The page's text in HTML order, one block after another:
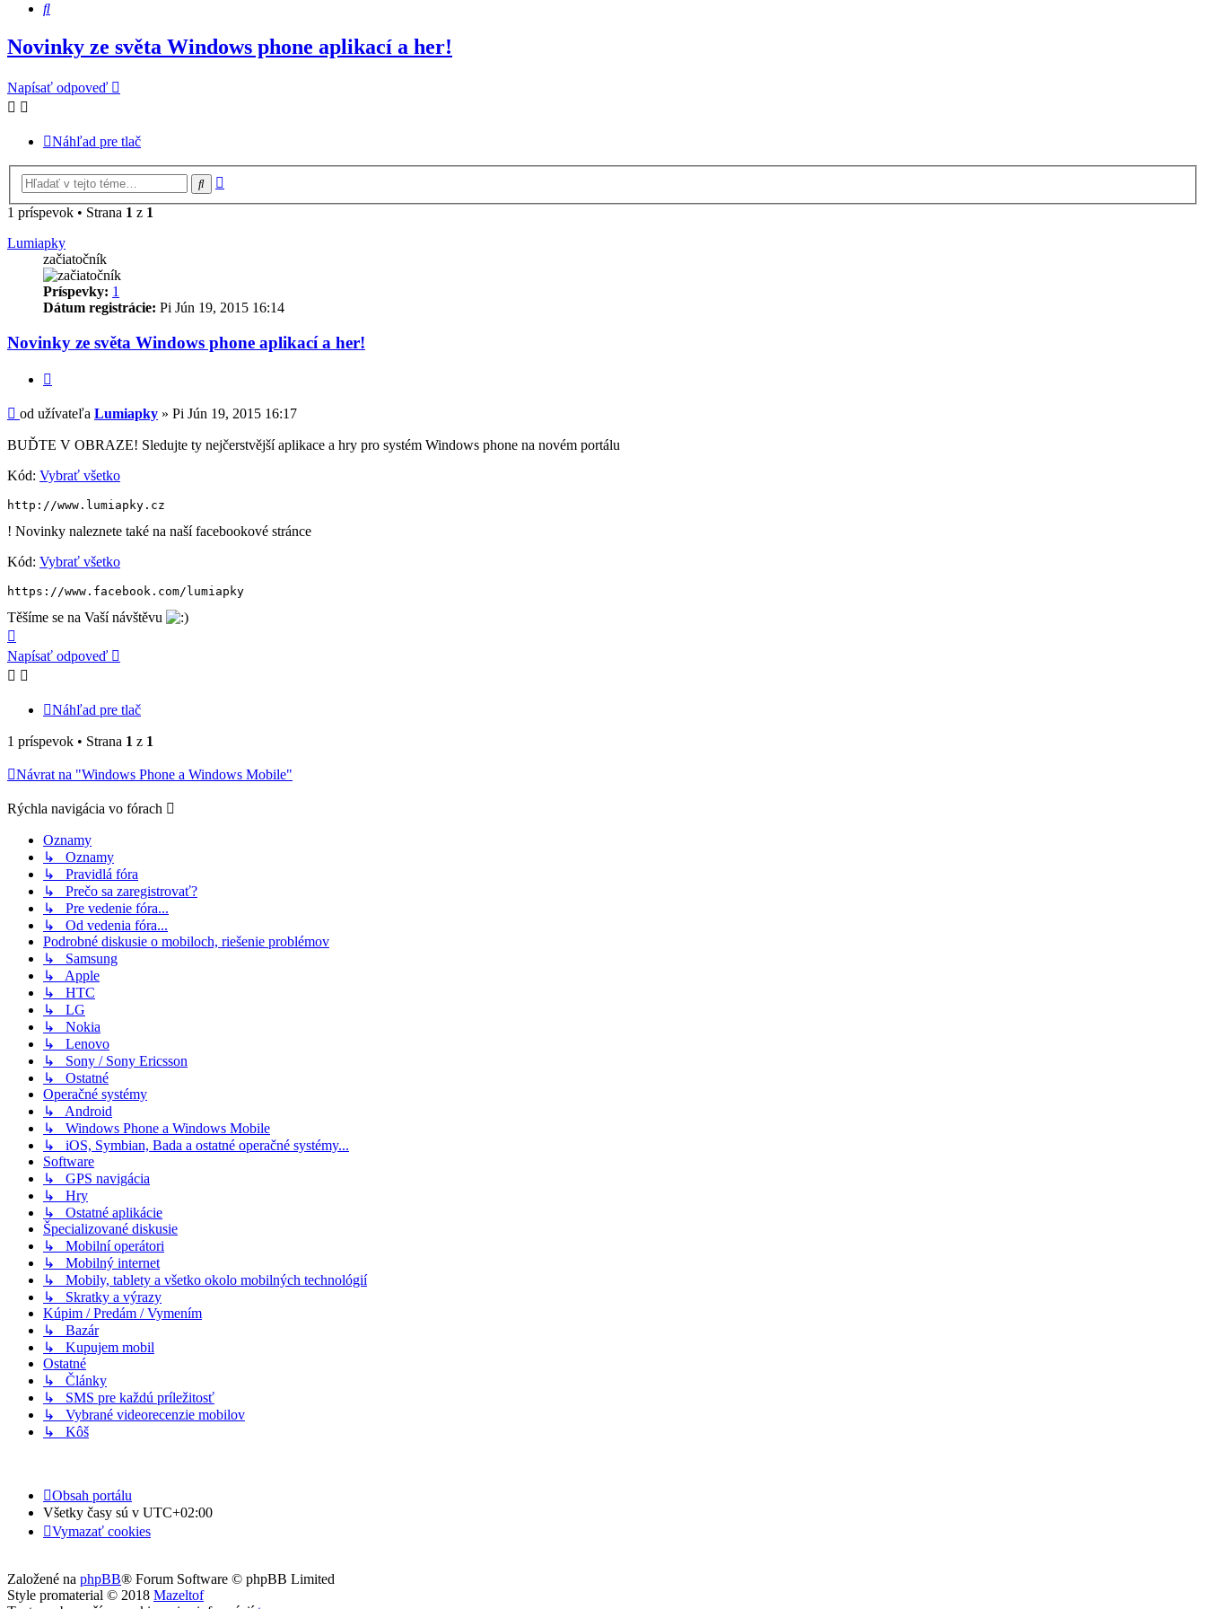
Hľadať
Novinky ze světa Windows phone aplikací a her!
Napísať odpoveď
Náhľad pre tlač
Hľadať
1 príspevok • Strana 1 z 1
Lumiapky
začiatočník
Príspevky: 1
Dátum registrácie: Pi Jún 19, 2015 16:14
Novinky ze světa Windows phone aplikací a her!
Príspevok
od užívateľa Lumiapky » Pi Jún 19, 2015 16:17
BUĎTE V OBRAZE! Sledujte ty nejčerstvější aplikace a hry pro systém Windows phone na novém portálu
Kód: Vybrať všetko
http://www.lumiapky.cz
! Novinky naleznete také na naší facebookové stránce
Kód: Vybrať všetko
https://www.facebook.com/lumiapky
Těšíme se na Vaší návštěvu
Napísať odpoveď
Náhľad pre tlač
1 príspevok • Strana 1 z 1
Návrat na "Windows Phone a Windows Mobile"
Rýchla navigácia vo fórach
Oznamy
↳ Oznamy
↳ Pravidlá fóra
↳ Prečo sa zaregistrovať?
↳ Pre vedenie fóra...
↳ Od vedenia fóra...
Podrobné diskusie o mobiloch, riešenie problémov
↳ Samsung
↳ Apple
↳ HTC
↳ LG
↳ Nokia
↳ Lenovo
↳ Sony / Sony Ericsson
↳ Ostatné
Operačné systémy
↳ Android
↳ Windows Phone a Windows Mobile
↳ iOS, Symbian, Bada a ostatné operačné systémy...
Software
↳ GPS navigácia
↳ Hry
↳ Ostatné aplikácie
Špecializované diskusie
↳ Mobilní operátori
↳ Mobilný internet
↳ Mobily, tablety a všetko okolo mobilných technológií
↳ Skratky a výrazy
Kúpim / Predám / Vymením
↳ Bazár
↳ Kupujem mobil
Ostatné
↳ Články
↳ SMS pre každú príležitosť
↳ Vybrané videorecenzie mobilov
↳ Kôš
Obsah portálu
Všetky časy sú v UTC+02:00
Vymazať cookies
Založené na phpBB® Forum Software © phpBB Limited
Style promaterial © 2018 Mazeltof